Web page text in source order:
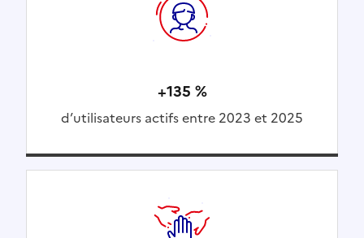
+135 %
d’utilisateurs actifs entre 2023 et 2025